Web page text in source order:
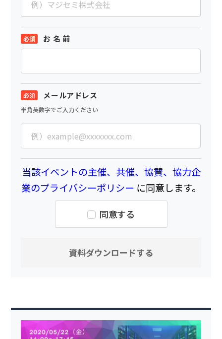
お 名 前
メールアドレス
半角英数字でご入力ください
当該イベントの主催、共催、協賛、協力企
業のプライバシーポリシー に同意します。
同意する